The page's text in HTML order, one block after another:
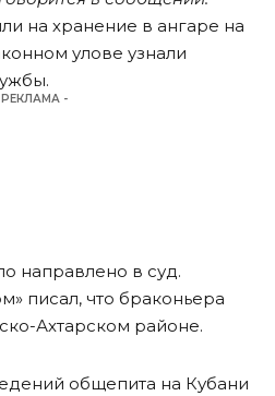
на хранение в ангаре на
улове узнали
РЕКЛАМА -
направлено в суд.
писал, что браконьера
Ахтарском районе.
общепита на Кубани